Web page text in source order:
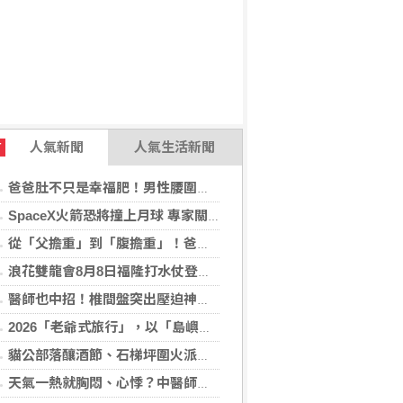
人氣新聞 人氣生活新聞
爸爸肚不只是幸福肥！男性腰圍逾90公分 醫籲留意脂肪肝風險
SpaceX火箭恐將撞上月球 專家關注衝擊後果
從「父擔重」到「腹擔重」！爸爸肚恐暗藏中年男性健康危機
浪花雙龍會8月8日福隆打水仗登場 尚有免費名額快報名，還可抽住宿券！
醫師也中招！椎間盤突出壓迫神經 微創內視鏡手術助重返正常生活
2026「老爺式旅行」，以「島嶼的弦外之音」為題 帶旅人開箱歌劇院後台、探訪地下舞廳年代及體驗民歌
貓公部落釀酒節、石梯坪圍火派對 分別在中秋與國慶連假登場
天氣一熱就胸悶、心悸？中醫師提醒：高溫讓心臟負擔大增，別輕忽身體警訊